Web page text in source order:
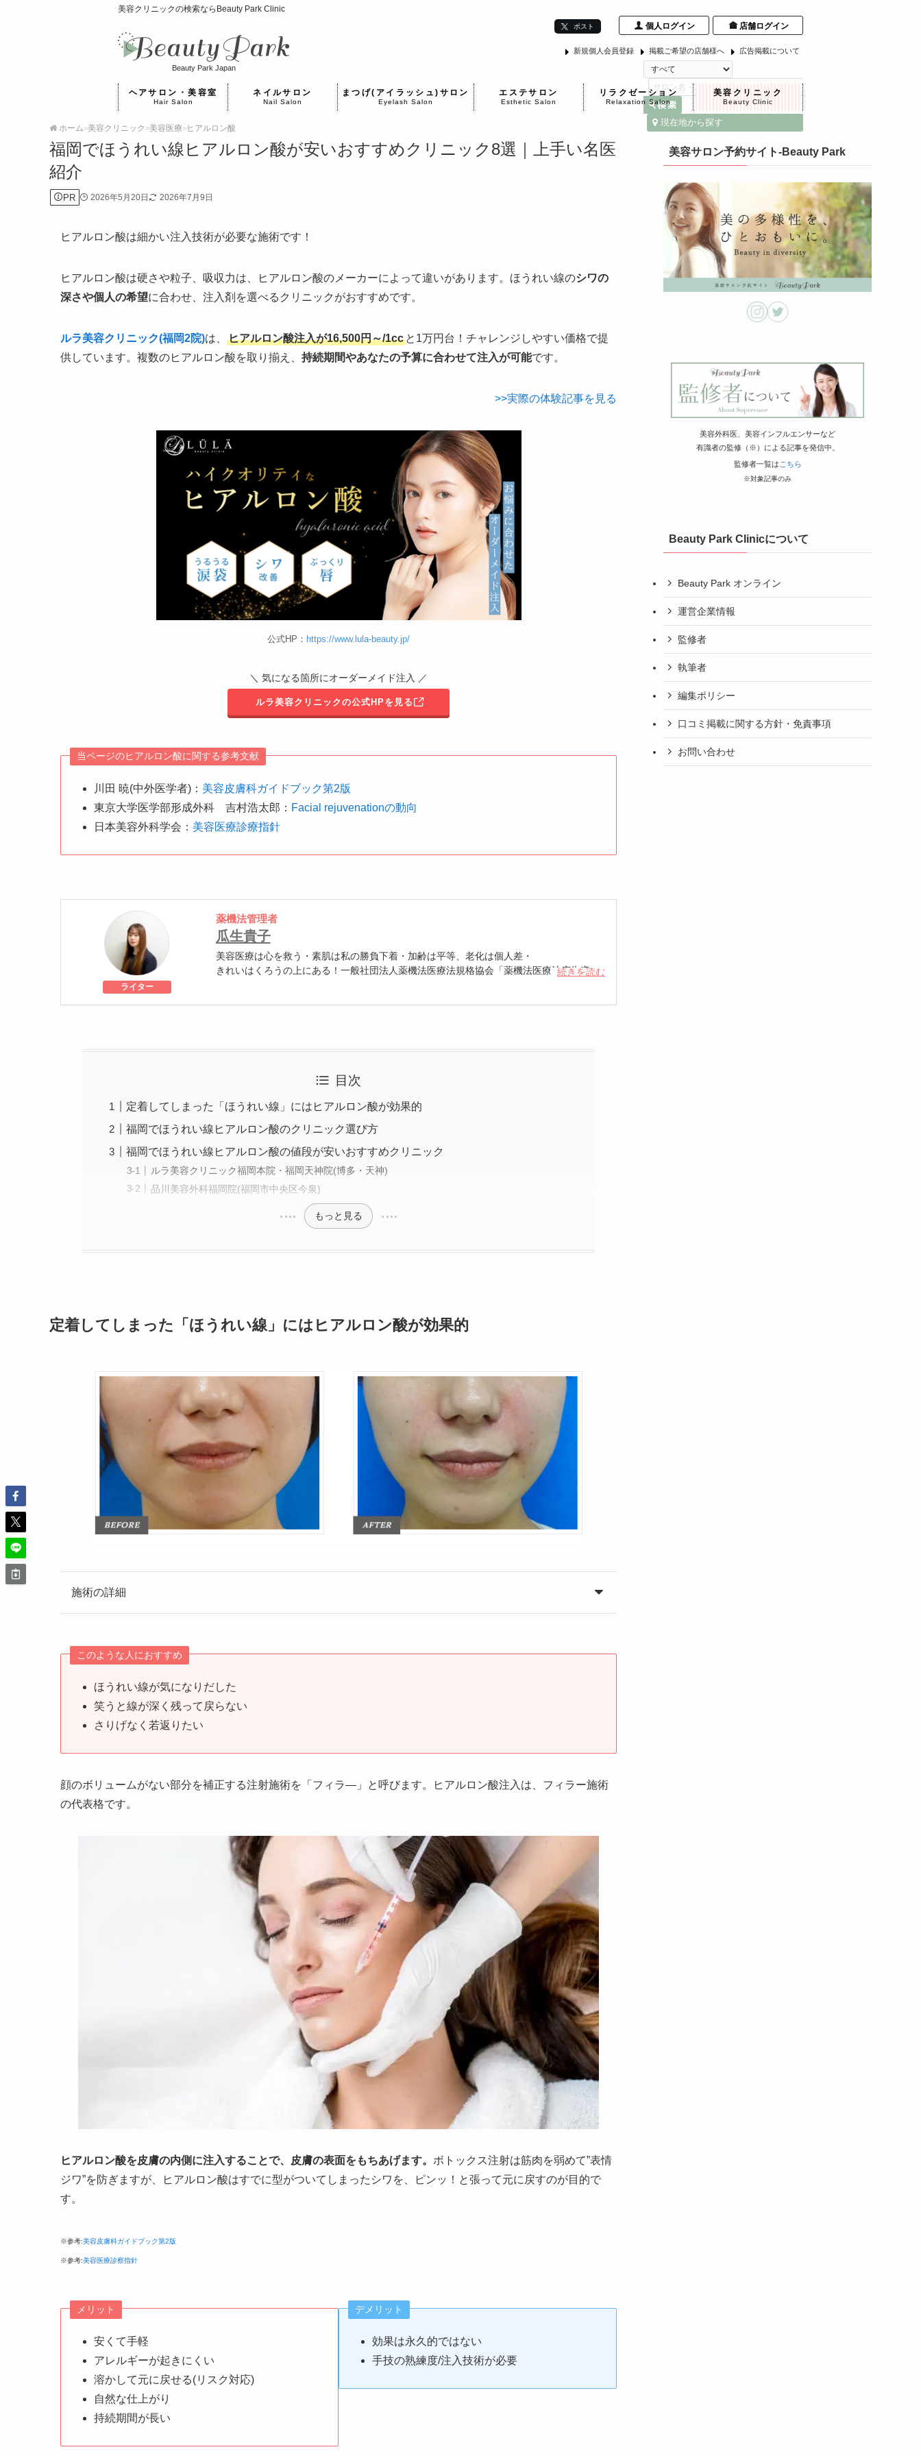
美容クリニックの検索ならBeauty Park Clinic
個人ログイン
店舗ログイン
Beauty Park Japan
ポスト
広告掲載について
掲載ご希望の店舗様へ
新規個人会員登録
現在地から探す
ヘアサロン・美容室
Hair Salon
ネイルサロン
Nail Salon
まつげ(アイラッシュ)サロン
Eyelash Salon
エステサロン
Esthetic Salon
リラクゼーション
Relaxation Salon
美容クリニック
Beauty Clinic
ホーム>美容クリニック >美容医療>ヒアルロン酸
福岡でほうれい線ヒアルロン酸が安いおすすめクリニック8選｜上手い名医
紹介
PR 2026年5月20日 2026年7月9日
ヒアルロン酸は細かい注入技術が必要な施術です！
ヒアルロン酸は硬さや粒子、吸収力は、ヒアルロン酸のメーカーによって違いがあります。ほうれい線のシワの
深さや個人の希望に合わせ、注入剤を選べるクリニックがおすすめです。
ルラ美容クリニック(福岡2院)は、 ヒアルロン酸注入が16,500円～/1cc と1万円台！チャレンジしやすい価格で提
供しています。複数のヒアルロン酸を取り揃え、 持続期間やあなたの予算に合わせて注入が可能です。
>>実際の体験記事を見る
公式HP： https://www.lula-beauty.jp/
＼ 気になる箇所にオーダーメイド注入 ／
ルラ美容クリニックの公式HPを見る
当ページのヒアルロン酸に関する参考文献
川田 暁(中外医学者)： 美容皮膚科ガイドブック第2版
東京大学医学部形成外科 吉村浩太郎： Facial rejuvenationの動向
日本美容外科学会： 美容医療診療指針
ライター
薬機法管理者
瓜生貴子
美容医療は心を救う・素肌は私の勝負下着・加齢は平等、老化は個人差・
きれいはくろうの上にある！一般社団法人薬機法医療法規格協会「薬機法医療法広告遵守
続きを読む
目次
定着してしまった「ほうれい線」にはヒアルロン酸が効果的
福岡でほうれい線ヒアルロン酸のクリニック選び方
福岡でほうれい線ヒアルロン酸の値段が安いおすすめクリニック
ルラ美容クリニック福岡本院・福岡天神院(博多・天神)
品川美容外科福岡院(福岡市中央区今泉)
もっと見る
定着してしまった「ほうれい線」にはヒアルロン酸が効果的
施術の詳細
このような人におすすめ
ほうれい線が気になりだした
笑うと線が深く残って戻らない
さりげなく若返りたい
顔のボリュームがない部分を補正する注射施術を「フィラ―」と呼びます。ヒアルロン酸注入は、フィラー施術
の代表格です。
ヒアルロン酸を皮膚の内側に注入することで、皮膚の表面をもちあげます。 ボトックス注射は筋肉を弱めて”表情
ジワ”を防ぎますが、ヒアルロン酸はすでに型がついてしまったシワを、ピンッ！と張って元に戻すのが目的で
す。
※参考:美容皮膚科ガイドブック第2版
※参考:美容医療診察指針
メリット
安くて手軽
アレルギーが起きにくい
溶かして元に戻せる(リスク対応)
自然な仕上がり
持続期間が長い
デメリット
効果は永久的ではない
手技の熟練度/注入技術が必要
美容サロン予約サイト-Beauty Park
美容外科医、美容インフルエンサーなど
有識者の監修（※）による記事を発信中。
監修者一覧は こちら
※対象記事のみ
Beauty Park Clinicについて
Beauty Park オンライン
運営企業情報
監修者
執筆者
編集ポリシー
口コミ掲載に関する方針・免責事項
お問い合わせ